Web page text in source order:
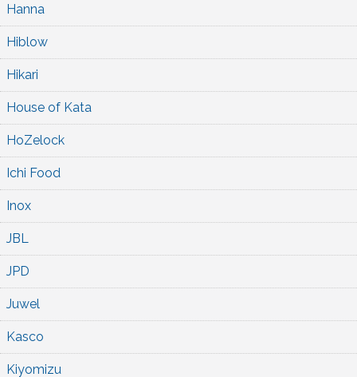
Hanna
Hiblow
Hikari
House of Kata
HoZelock
Ichi Food
Inox
JBL
JPD
Juwel
Kasco
Kiyomizu